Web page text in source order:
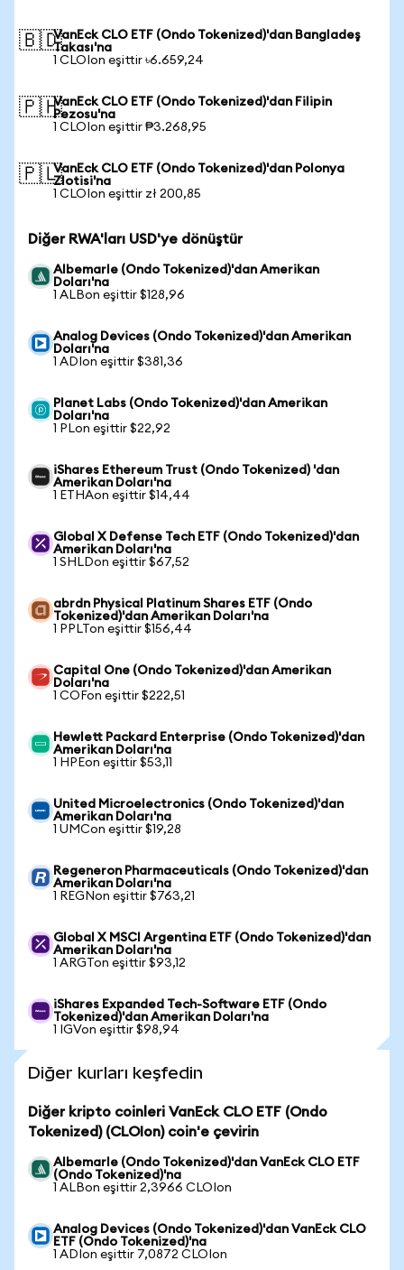
🇧🇩VanEck CLO ETF (Ondo Tokenized)'dan Bangladeş
Takası'na
1 CLOIon eşittir ৳6.659,24
🇵🇭VanEck CLO ETF (Ondo Tokenized)'dan Filipin
Pezosu'na
1 CLOIon eşittir ₱3.268,95
🇵🇱VanEck CLO ETF (Ondo Tokenized)'dan Polonya
Zlotisi'na
1 CLOIon eşittir zł 200,85
Diğer RWA'ları USD'ye dönüştür
Albemarle (Ondo Tokenized)'dan Amerikan
Doları'na
1 ALBon eşittir $128,96
Analog Devices (Ondo Tokenized)'dan Amerikan
Doları'na
1 ADIon eşittir $381,36
Planet Labs (Ondo Tokenized)'dan Amerikan
Doları'na
1 PLon eşittir $22,92
iShares Ethereum Trust (Ondo Tokenized) 'dan
Amerikan Doları'na
1 ETHAon eşittir $14,44
Global X Defense Tech ETF (Ondo Tokenized)'dan
Amerikan Doları'na
1 SHLDon eşittir $67,52
abrdn Physical Platinum Shares ETF (Ondo
Tokenized)'dan Amerikan Doları'na
1 PPLTon eşittir $156,44
Capital One (Ondo Tokenized)'dan Amerikan
Doları'na
1 COFon eşittir $222,51
Hewlett Packard Enterprise (Ondo Tokenized)'dan
Amerikan Doları'na
1 HPEon eşittir $53,11
United Microelectronics (Ondo Tokenized)'dan
Amerikan Doları'na
1 UMCon eşittir $19,28
Regeneron Pharmaceuticals (Ondo Tokenized)'dan
Amerikan Doları'na
1 REGNon eşittir $763,21
Global X MSCI Argentina ETF (Ondo Tokenized)'dan
Amerikan Doları'na
1 ARGTon eşittir $93,12
iShares Expanded Tech-Software ETF (Ondo
Tokenized)'dan Amerikan Doları'na
1 IGVon eşittir $98,94
Diğer kurları keşfedin
Diğer kripto coinleri VanEck CLO ETF (Ondo
Tokenized) (CLOIon) coin'e çevirin
Albemarle (Ondo Tokenized)'dan VanEck CLO ETF
(Ondo Tokenized)'na
1 ALBon eşittir 2,3966 CLOIon
Analog Devices (Ondo Tokenized)'dan VanEck CLO
ETF (Ondo Tokenized)'na
1 ADIon eşittir 7,0872 CLOIon